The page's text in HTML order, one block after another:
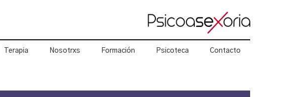
Terapia Nosotrxs Formación Psicoteca Contacto